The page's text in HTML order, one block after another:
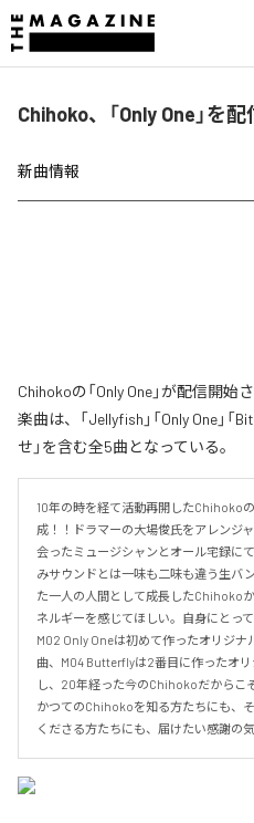
Chihoko、「Only One」を
新曲情報
Chihokoの「Only One」が配信開
楽曲は、「Jellyfish」「Only One」「
せ」を含む全5曲となっている。
10年の時を経て活動再開したChihoko
成！！ドラマーの大場俊氏をアレンジ
会ったミュージシャンとオール宅録に
みサウンドとは一味も二味も違う生バ
た一人の人間として成長したChihoko
ネルギーを感じてほしい。自身にとっ
M02 Only Oneは初めて作ったオリジ
曲、M04 Butterflyは2番目に作ったオ
し、20年経った今のChihokoだからこ
かつてのChihokoを知る方たちにも、
くださる方たちにも、届けたい感謝の